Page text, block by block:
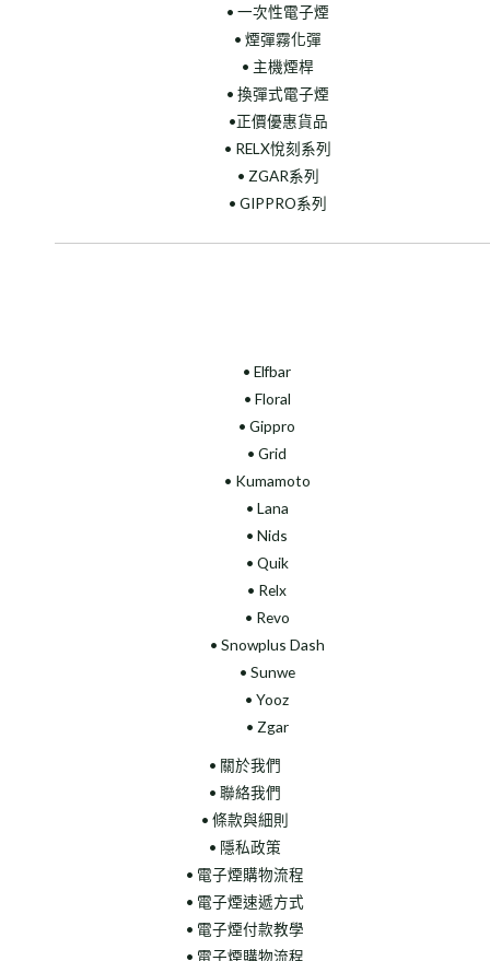
• 一次性電子煙
• 煙彈霧化彈
• 主機煙桿
• 換彈式電子煙
•正價優惠貨品
• RELX悅刻系列
• ZGAR系列
• GIPPRO系列
• Elfbar
• Floral
• Gippro
• Grid
• Kumamoto
• Lana
• Nids
• Quik
• Relx
• Revo
• Snowplus Dash
• Sunwe
• Yooz
• Zgar
• 關於我們
• 聯絡我們
• 條款與細則
• 隱私政策
• 電子煙購物流程
• 電子煙速遞方式
• 電子煙付款教學
• 電子煙購物流程